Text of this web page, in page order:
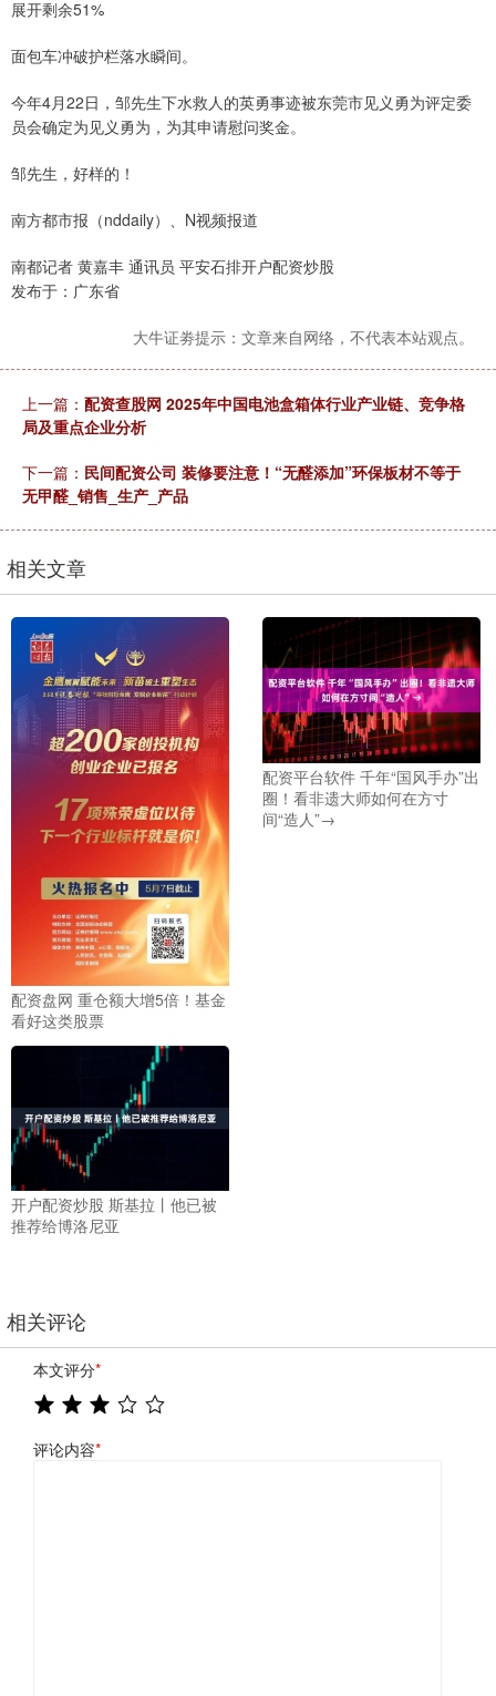
展开剩余51%
面包车冲破护栏落水瞬间。
今年4月22日，邹先生下水救人的英勇事迹被东莞市见义勇为评定委
员会确定为见义勇为，为其申请慰问奖金。
邹先生，好样的！
南方都市报（nddaily）、N视频报道
南都记者 黄嘉丰 通讯员 平安石排开户配资炒股
发布于：广东省
大牛证劵提示：文章来自网络，不代表本站观点。
上一篇： 配资查股网 2025年中国电池盒箱体行业产业链、竞争格
局及重点企业分析
下一篇： 民间配资公司 装修要注意！“无醛添加”环保板材不等于
无甲醛_销售_生产_产品
相关文章
配资盘网 重仓额大增5倍！基金
看好这类股票
配资平台软件 千年“国风手办”出
圈！看非遗大师如何在方寸
间“造人”→
开户配资炒股 斯基拉丨他已被
推荐给博洛尼亚
相关评论
本文评分*
评论内容*